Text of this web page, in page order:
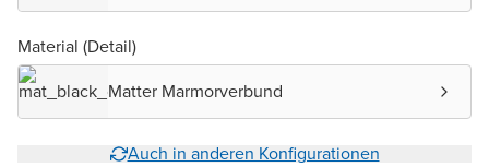
Material (Detail)
Matter Marmorverbund
Auch in anderen Konfigurationen